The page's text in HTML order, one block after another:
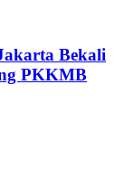
Bekali
PKKMB